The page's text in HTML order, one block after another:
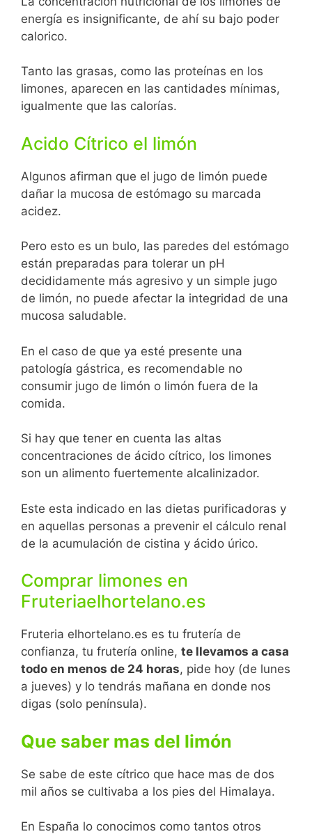
energía es insignificante, de ahí su bajo poder
calorico.
Tanto las grasas, como las proteínas en los
limones, aparecen en las cantidades mínimas,
igualmente que las calorías.
Acido Cítrico el limón
Algunos afirman que el jugo de limón puede
dañar la mucosa de estómago su marcada
acidez.
Pero esto es un bulo, las paredes del estómago
están preparadas para tolerar un pH
decididamente más agresivo y un simple jugo
de limón, no puede afectar la integridad de una
mucosa saludable.
En el caso de que ya esté presente una
patología gástrica, es recomendable no
consumir jugo de limón o limón fuera de la
comida.
Si hay que tener en cuenta las altas
concentraciones de ácido cítrico, los limones
son un alimento fuertemente alcalinizador.
Este esta indicado en las dietas purificadoras y
en aquellas personas a prevenir el cálculo renal
de la acumulación de cistina y ácido úrico.
Comprar limones en
Fruteriaelhortelano.es
Fruteria elhortelano.es es tu frutería de
confianza, tu frutería online, te llevamos a casa
todo en menos de 24 horas, pide hoy (de lunes
a jueves) y lo tendrás mañana en donde nos
digas (solo península).
Que saber mas del limón
Se sabe de este cítrico que hace mas de dos
mil años se cultivaba a los pies del Himalaya.
En España lo conocimos como tantos otros